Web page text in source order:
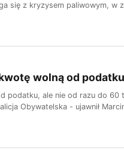
się z kryzysem paliwowym,
wolną od
podatku, ale nie od razu do
Obywatelska - ujawnił